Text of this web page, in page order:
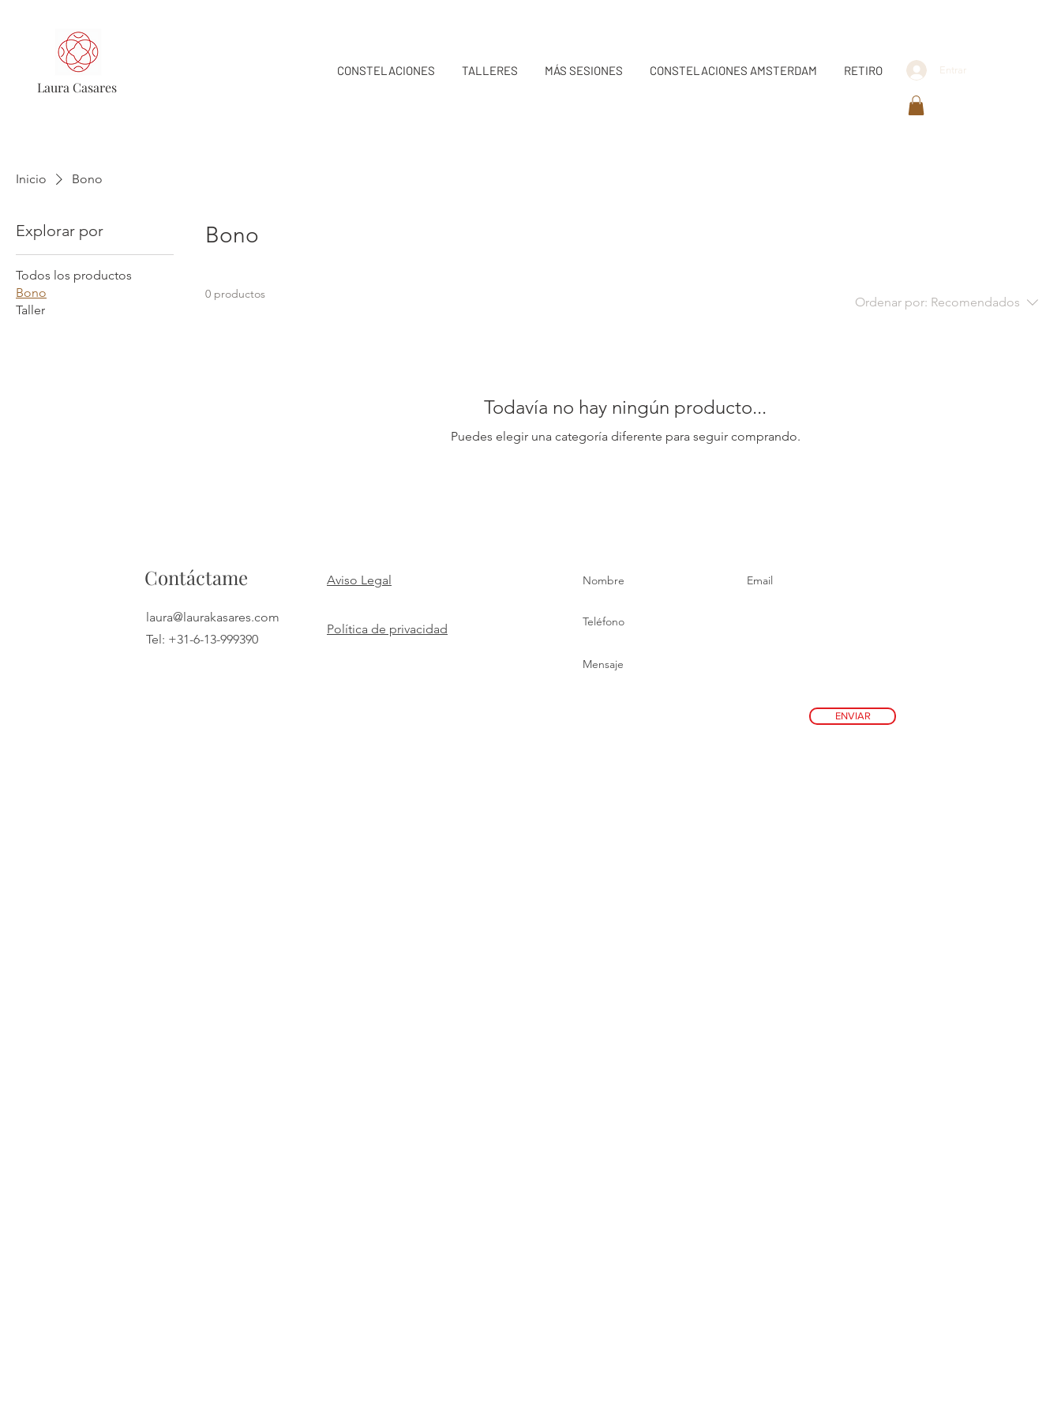
Laura Casares
CONSTELACIONES TALLERES MÁS SESIONES CONSTELACIONES AMSTERDAM RETIRO Entrar
Inicio Bono
Explorar por
Todos los productos
Bono
Taller
Bono
0 productos
Ordenar por: Recomendados
Todavía no hay ningún producto...
Puedes elegir una categoría diferente para seguir comprando.
Contáctame Aviso Legal
laura@laurakasares.com
Tel: +31-6-13-999390
Política de privacidad
ENVIAR